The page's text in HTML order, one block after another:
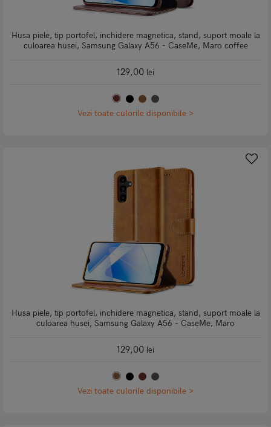
Husa piele, tip portofel, inchidere magnetica, stand, suport moale la
culoarea husei, Samsung Galaxy A56 - CaseMe, Maro coffee
129,00 lei
Vezi toate culorile disponibile >
Husa piele, tip portofel, inchidere magnetica, stand, suport moale la
culoarea husei, Samsung Galaxy A56 - CaseMe, Maro
129,00 lei
Vezi toate culorile disponibile >